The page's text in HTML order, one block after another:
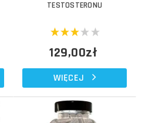
TESTOSTERONU
129,00zł
WIĘCEJ